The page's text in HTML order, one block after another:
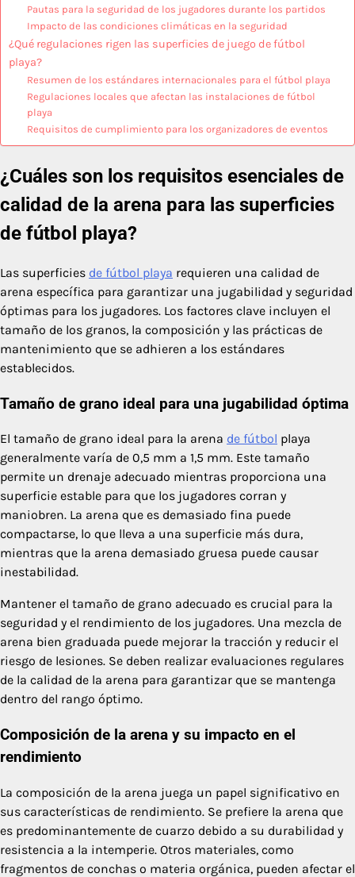
Pautas para la seguridad de los jugadores durante los partidos
Impacto de las condiciones climáticas en la seguridad
¿Qué regulaciones rigen las superficies de juego de fútbol
playa?
Resumen de los estándares internacionales para el fútbol playa
Regulaciones locales que afectan las instalaciones de fútbol
playa
Requisitos de cumplimiento para los organizadores de eventos
¿Cuáles son los requisitos esenciales de
calidad de la arena para las superficies
de fútbol playa?
Las superficies de fútbol playa requieren una calidad de
arena específica para garantizar una jugabilidad y seguridad
óptimas para los jugadores. Los factores clave incluyen el
tamaño de los granos, la composición y las prácticas de
mantenimiento que se adhieren a los estándares
establecidos.
Tamaño de grano ideal para una jugabilidad óptima
El tamaño de grano ideal para la arena de fútbol playa
generalmente varía de 0,5 mm a 1,5 mm. Este tamaño
permite un drenaje adecuado mientras proporciona una
superficie estable para que los jugadores corran y
maniobren. La arena que es demasiado fina puede
compactarse, lo que lleva a una superficie más dura,
mientras que la arena demasiado gruesa puede causar
inestabilidad.
Mantener el tamaño de grano adecuado es crucial para la
seguridad y el rendimiento de los jugadores. Una mezcla de
arena bien graduada puede mejorar la tracción y reducir el
riesgo de lesiones. Se deben realizar evaluaciones regulares
de la calidad de la arena para garantizar que se mantenga
dentro del rango óptimo.
Composición de la arena y su impacto en el
rendimiento
La composición de la arena juega un papel significativo en
sus características de rendimiento. Se prefiere la arena que
es predominantemente de cuarzo debido a su durabilidad y
resistencia a la intemperie. Otros materiales, como
fragmentos de conchas o materia orgánica, pueden afectar el